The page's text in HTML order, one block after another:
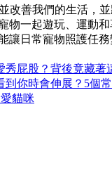
改善我們的生活，
物一起遊玩、運動
讓日常寵物照護任
秀屁股？背後竟藏著
到你時會伸展？5個
貓咪